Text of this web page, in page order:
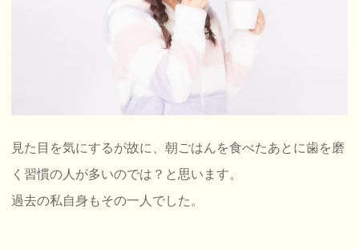
見た目を気にするが故に、朝ごはんを食べたあとに歯を磨
く習慣の人が多いのでは？と思います。
過去の私自身もその一人でした。